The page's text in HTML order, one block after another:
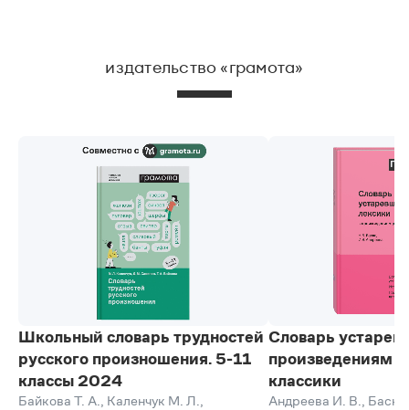
издательство «грамота»
Школьный словарь трудностей
русского произношения. 5-11
классы 2024
Байкова Т. А. Каленчук М. Л.
Словарь
произведениям
классики
Андреева И. В.